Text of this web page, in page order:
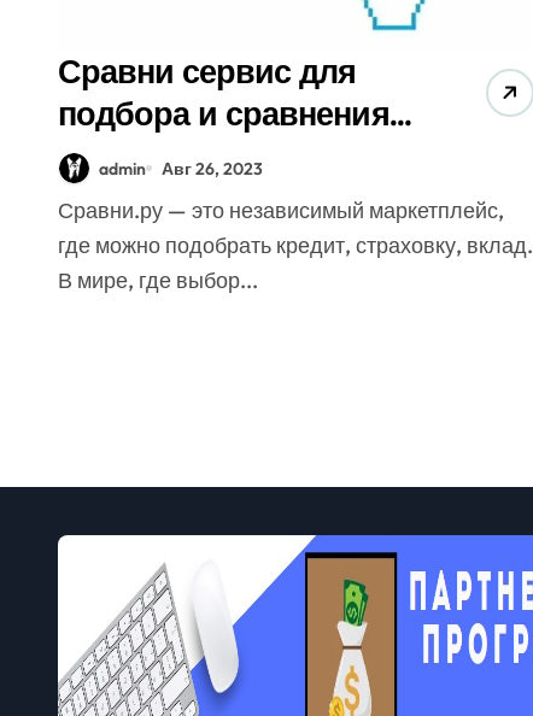
Сравни сервис для
подбора и сравнения
вкладов, кредитов и
полисов
admin Авг 26, 2023
Сравни.ру — это независимый маркетплейс,
где можно подобрать кредит, страховку, вклад.
В мире, где выбор...